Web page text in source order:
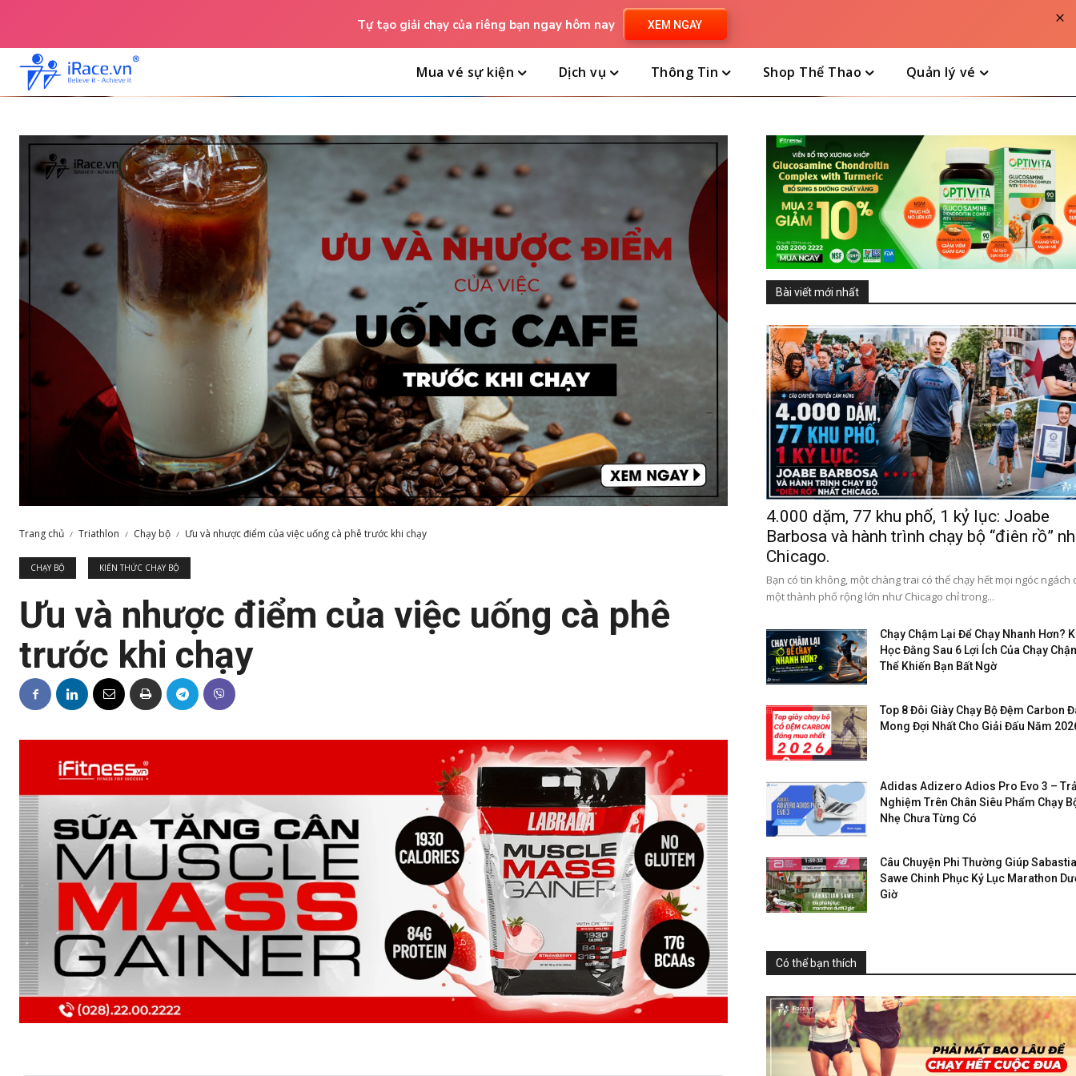
Tự tạo giải chạy của riêng bạn ngay hôm nay XEM NGAY ×
Mua vé sự kiện Dịch vụ Thông Tin Shop Thể Thao Quản lý vé
Trang chủ Triathlon Chạy bộ Ưu và nhược điểm của việc uống cà phê trước khi chạy
CHẠY BỘ KIẾN THỨC CHẠY BỘ
Ưu và nhược điểm của việc uống cà phê
trước khi chạy
Bài viết mới nhất
4.000 dặm, 77 khu phố, 1 kỷ lục: Joabe
Barbosa và hành trình chạy bộ “điên rồ”
Chicago.
Bạn có tin không, một chàng trai có thể chạy hết mọi ngóc ngách
một thành phố rộng lớn như Chicago chỉ trong...
Chạy Chậm Lại Để Chạy Nhanh Hơn?
Học Đằng Sau 6 Lợi Ích Của Chạy
Thể Khiến Bạn Bất Ngờ
Top 8 Đôi Giày Chạy Bộ Đệm Carbon
Mong Đợi Nhất Cho Giải Đấu Năm
Adidas Adizero Adios Pro Evo 3 –
Nghiệm Trên Chân Siêu Phẩm Chạy
Nhẹ Chưa Từng Có
Câu Chuyện Phi Thường Giúp
Sawe Chinh Phục Kỷ Lục Marathon
Giờ
Có thể bạn thích